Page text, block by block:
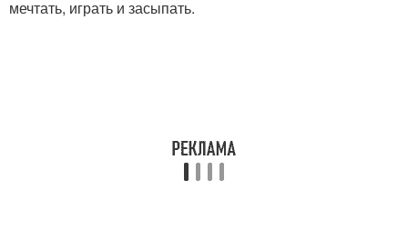
мечтать, играть и засыпать.